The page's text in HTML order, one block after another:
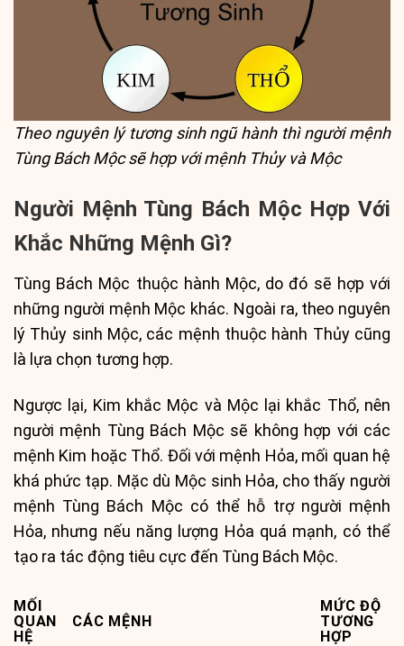
Theo nguyên lý tương sinh ngũ hành thì người mệnh
Tùng Bách Mộc sẽ hợp với mệnh Thủy và Mộc
Người Mệnh Tùng Bách Mộc Hợp Với
Khắc Những Mệnh Gì?
Tùng Bách Mộc thuộc hành Mộc, do đó sẽ hợp với
những người mệnh Mộc khác. Ngoài ra, theo nguyên
lý Thủy sinh Mộc, các mệnh thuộc hành Thủy cũng
là lựa chọn tương hợp.
Ngược lại, Kim khắc Mộc và Mộc lại khắc Thổ, nên
người mệnh Tùng Bách Mộc sẽ không hợp với các
mệnh Kim hoặc Thổ. Đối với mệnh Hỏa, mối quan hệ
khá phức tạp. Mặc dù Mộc sinh Hỏa, cho thấy người
mệnh Tùng Bách Mộc có thể hỗ trợ người mệnh
Hỏa, nhưng nếu năng lượng Hỏa quá mạnh, có thể
tạo ra tác động tiêu cực đến Tùng Bách Mộc.
MỐI
QUAN
HỆ
CÁC MỆNH
MỨC ĐỘ
TƯƠNG
HỢP